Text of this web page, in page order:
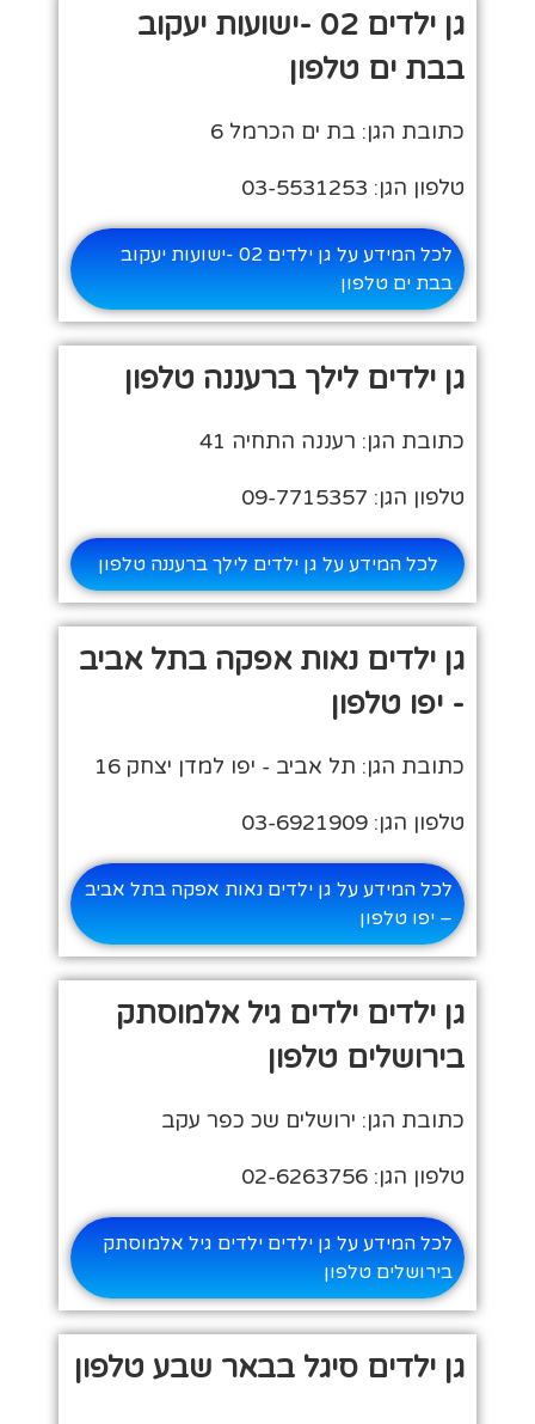
גן ילדים 02 -ישועות יעקוב
בבת ים טלפון
כתובת הגן: בת ים הכרמל 6
טלפון הגן: 03-5531253
לכל המידע על גן ילדים 02 -ישועות יעקוב
בבת ים טלפון
גן ילדים לילך ברעננה טלפון
כתובת הגן: רעננה התחיה 41
טלפון הגן: 09-7715357
לכל המידע על גן ילדים לילך ברעננה טלפון
גן ילדים נאות אפקה בתל אביב
- יפו טלפון
כתובת הגן: תל אביב - יפו למדן יצחק 16
טלפון הגן: 03-6921909
לכל המידע על גן ילדים נאות אפקה בתל אביב
– יפו טלפון
גן ילדים ילדים גיל אלמוסתק
בירושלים טלפון
כתובת הגן: ירושלים שכ כפר עקב
טלפון הגן: 02-6263756
לכל המידע על גן ילדים ילדים גיל אלמוסתק
בירושלים טלפון
גן ילדים סיגל בבאר שבע טלפון